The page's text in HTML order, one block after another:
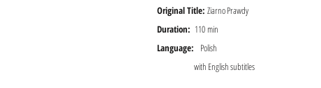
Original Title: Ziarno Prawdy
Duration: 110 min
Language:
Polish
with English subtitles